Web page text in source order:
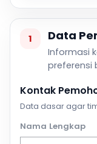
1 Data
Informasi
preferensi
Kontak
Data dasar agar
Nama Lengkap